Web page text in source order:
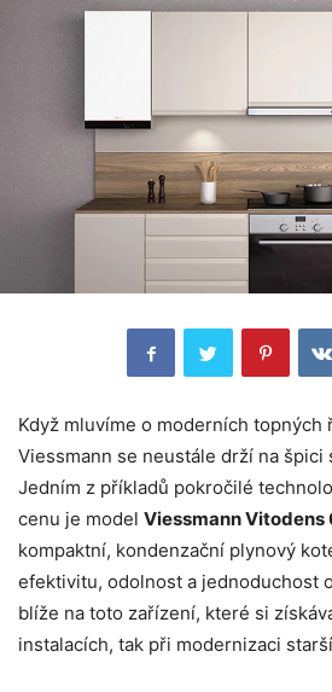
Když mluvíme o moderních topných
Viessmann se neustále drží na špici
Jedním z příkladů pokročilé
cenu je model Viessmann
kompaktní, kondenzační plynový
efektivitu, odolnost a jednoduchost
blíže na toto zařízení, které si
instalacích, tak při modernizaci